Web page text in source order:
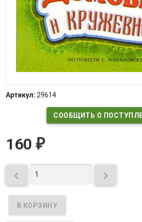
Артикул: 29614
СООБЩИТЬ О
160 ₽
 